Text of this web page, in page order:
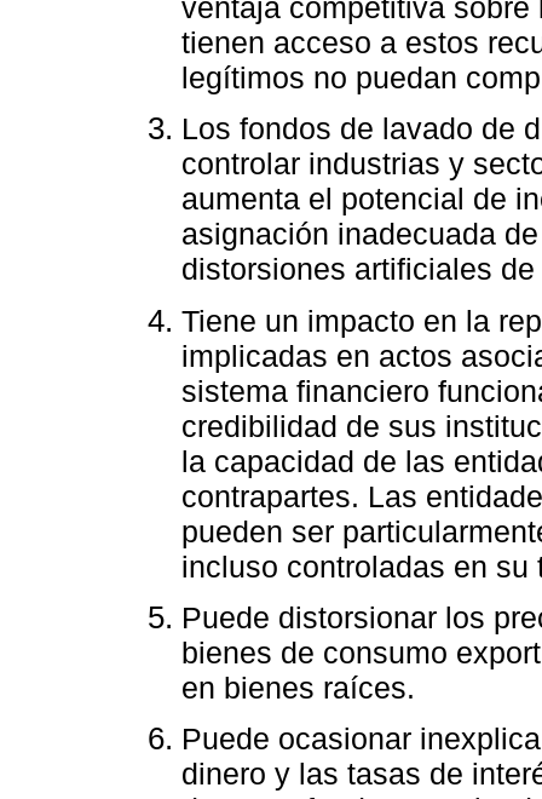
ventaja competitiva
tienen acceso a estos
legítimos no puedan
Los fondos de lavado de
controlar industrias y
aumenta el potencial de
asignación inadecuada
distorsiones artificiales
Tiene un impacto en la
implicadas en actos
sistema financiero
credibilidad de sus
la capacidad de las
contrapartes. Las
pueden ser
incluso controladas en
Puede distorsionar los
bienes de consumo
en bienes raíces.
Puede ocasionar
dinero y las tasas de